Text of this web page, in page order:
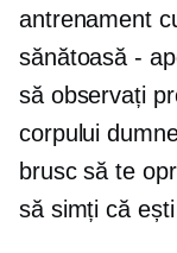
antrenament
sănătoasă -
să observați
corpului
brusc să te
să simți că